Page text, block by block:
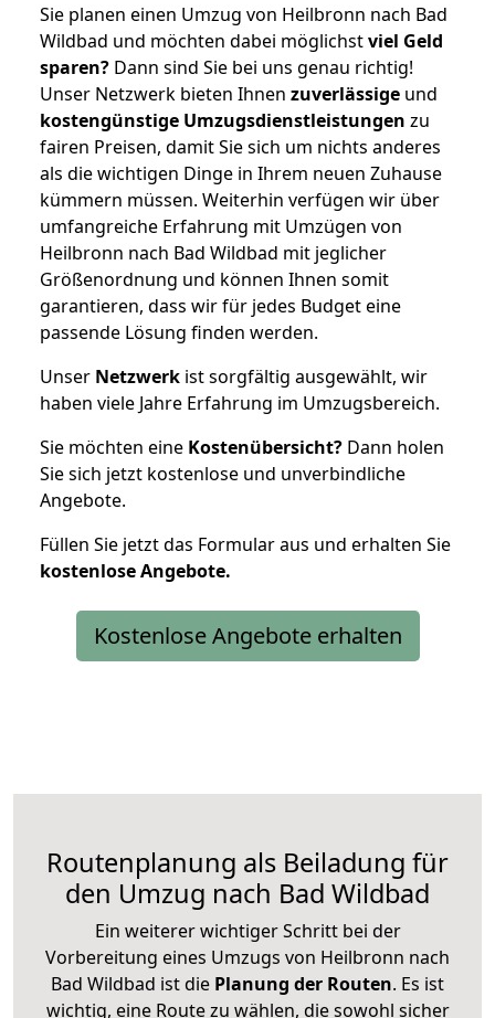
Sie planen einen Umzug von Heilbronn nach Bad
Wildbad und möchten dabei möglichstviel Geld
sparen? Dann sind Sie bei uns genau richtig!
Unser Netzwerk bieten Ihnen zuverlässige und
kostengünstige Umzugsdienstleistungen zu
fairen Preisen, damit Sie sich um nichts anderes
als die wichtigen Dinge in Ihrem neuen Zuhause
kümmern müssen. Weiterhin verfügen wir über
umfangreiche Erfahrung mit Umzügen von
Heilbronn nach Bad Wildbad mit jeglicher
Größenordnung und können Ihnen somit
garantieren, dass wir für jedes Budget eine
passende Lösung finden werden.
Unser Netzwerk ist sorgfältig ausgewählt, wir
haben viele Jahre Erfahrung im Umzugsbereich.
Sie möchten eine Kostenübersicht? Dann holen
Sie sich jetzt kostenlose und unverbindliche
Angebote.
Füllen Sie jetzt das Formular aus und erhalten Sie
kostenloseAngebote.
Kostenlose Angebote erhalten
Routenplanung als Beiladung für
den Umzug nach Bad Wildbad
Ein weiterer wichtiger Schritt bei der
Vorbereitung eines Umzugs von Heilbronn nach
Bad Wildbad ist die Planung der Routen. Es ist
wichtig, eine Route zu wählen, die sowohl sicher